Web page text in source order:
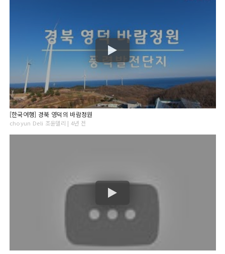
[한국여행] 경북 영덕의 바람정원
choyun Deli 조윤델리 | 4년 전